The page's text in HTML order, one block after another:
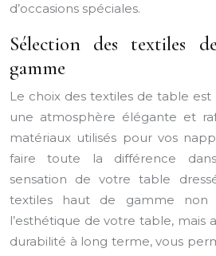
d’occasions spéciales.
Sélection des textiles
gamme
Le choix des textiles de table
une atmosphère élégante et
matériaux utilisés pour vos
faire toute la différence
sensation de votre table
textiles haut de gamme non
l’esthétique de votre table, mais
durabilité à long terme, vous